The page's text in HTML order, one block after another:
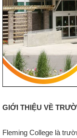
GIỚI THIỆU VỀ
Fleming College là